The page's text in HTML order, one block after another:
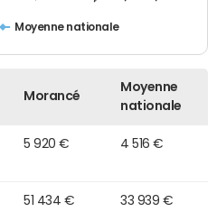
Moyenne nationale
Morancé
Moyenne
nationale
5 920 € 4 516 €
51 434 € 33 939 €